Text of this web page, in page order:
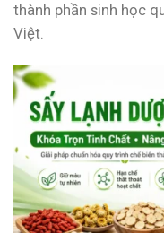
thành phần sinh học
Việt.